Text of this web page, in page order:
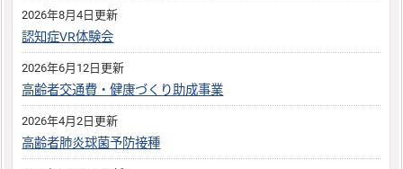
2026年8月4日更新
認知症VR体験会
2026年6月12日更新
高齢者交通費・健康づくり助成事業
2026年4月2日更新
高齢者肺炎球菌予防接種